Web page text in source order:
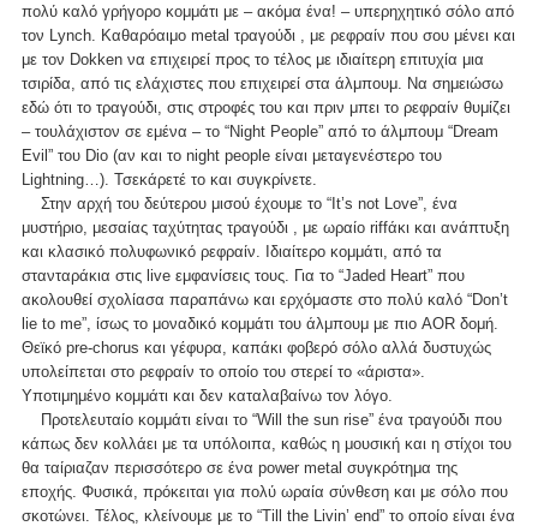
πολύ καλό γρήγορο κομμάτι με – ακόμα ένα! – υπερηχητικό σόλο από
τον Lynch. Καθαρόαιμο metal τραγούδι , με ρεφραίν που σου μένει και
με τον Dokken να επιχειρεί προς το τέλος με ιδιαίτερη επιτυχία μια
τσιρίδα, από τις ελάχιστες που επιχειρεί στα άλμπουμ. Να σημειώσω
εδώ ότι το τραγούδι, στις στροφές του και πριν μπει το ρεφραίν θυμίζει
– τουλάχιστον σε εμένα – το “Night People” από το άλμπουμ “Dream
Evil” του Dio (αν και το night people είναι μεταγενέστερο του
Lightning…). Τσεκάρετέ το και συγκρίνετε.
Στην αρχή του δεύτερου μισού έχουμε το “It’s not Love”, ένα
μυστήριο, μεσαίας ταχύτητας τραγούδι , με ωραίο riffάκι και ανάπτυξη
και κλασικό πολυφωνικό ρεφραίν. Ιδιαίτερο κομμάτι, από τα
στανταράκια στις live εμφανίσεις τους. Για το “Jaded Heart” που
ακολουθεί σχολίασα παραπάνω και ερχόμαστε στο πολύ καλό “Don’t
lie to me”, ίσως το μοναδικό κομμάτι του άλμπουμ με πιο AOR δομή.
Θεϊκό pre-chorus και γέφυρα, καπάκι φοβερό σόλο αλλά δυστυχώς
υπολείπεται στο ρεφραίν το οποίο του στερεί το «άριστα».
Υποτιμημένο κομμάτι και δεν καταλαβαίνω τον λόγο.
Προτελευταίο κομμάτι είναι το “Will the sun rise” ένα τραγούδι που
κάπως δεν κολλάει με τα υπόλοιπα, καθώς η μουσική και η στίχοι του
θα ταίριαζαν περισσότερο σε ένα power metal συγκρότημα της
εποχής. Φυσικά, πρόκειται για πολύ ωραία σύνθεση και με σόλο που
σκοτώνει. Τέλος, κλείνουμε με το “Till the Livin’ end” το οποίο είναι ένα